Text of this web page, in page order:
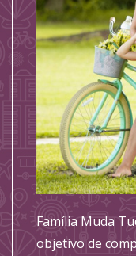
Família Muda
objetivo de